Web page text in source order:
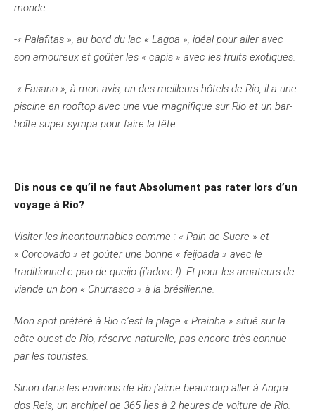
monde
-« Palafitas », au bord du lac « Lagoa », idéal pour aller avec
son amoureux et goûter les « capis » avec les fruits exotiques.
-« Fasano », à mon avis, un des meilleurs hôtels de Rio, il a une
piscine en rooftop avec une vue magnifique sur Rio et un bar-
boîte super sympa pour faire la fête.
Dis nous ce qu’il ne faut Absolument pas rater lors d’un
voyage à Rio?
Visiter les incontournables comme : « Pain de Sucre » et
« Corcovado » et goûter une bonne « feijoada » avec le
traditionnel e pao de queijo (j’adore !). Et pour les amateurs de
viande un bon « Churrasco » à la brésilienne.
Mon spot préféré à Rio c’est la plage « Prainha » situé sur la
côte ouest de Rio, réserve naturelle, pas encore très connue
par les touristes.
Sinon dans les environs de Rio j’aime beaucoup aller à Angra
dos Reis, un archipel de 365 Îles à 2 heures de voiture de Rio.